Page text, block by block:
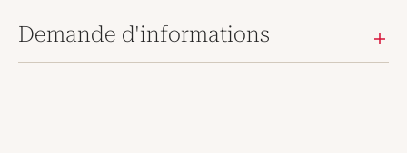
Demande d'informations